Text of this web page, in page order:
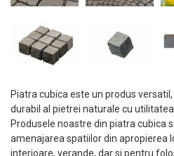
Piatra cubica este un produs
durabil al pietrei naturale cu
Produsele noastre din piatra cubica
amenajarea spatiilor din apropierea
interioare, verande, dar si pentru